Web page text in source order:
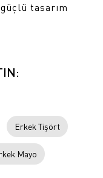
tasarım
Erkek Tişört
Mayo